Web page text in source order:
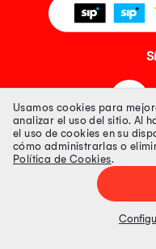
Tienda
Tiendas Peruanas S.A.
Precios disponibles solo en
Usamos cookies para
analizar el uso del sitio. Al
el uso de cookies en su
cómo administrarlas o
Política de Cookies.